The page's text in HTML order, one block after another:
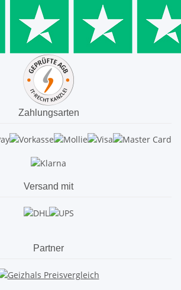
Zahlungsarten
Versand mit
Partner